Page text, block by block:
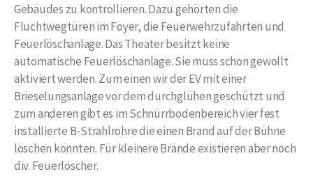
Gebäudes zu kontrollieren. Dazu gehörten die
Fluchtwegtüren im Foyer, die Feuerwehrzufahrten und
Feuerlöschanlage. Das Theater besitzt keine
automatische Feuerlöschanlage. Sie muss schon gewollt
aktiviert werden. Zum einen wir der EV mit einer
Brieselungsanlage vor dem durchglühen geschützt und
zum anderen gibt es im Schnürrbodenbereich vier fest
installierte B-Strahlrohre die einen Brand auf der Bühne
löschen könnten. Für kleinere Brände existieren aber noch
div. Feuerlöscher.